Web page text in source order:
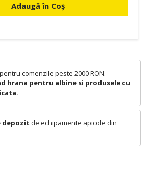
comenzile peste 2000 RON.
hrana pentru albine si produsele cu
depozit de echipamente apicole din
Adaugă în Coș